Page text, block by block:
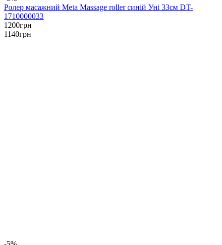
Ролер масажний Meta Massage roller синій Уні 33см DT-
1710000033
1200грн
1140грн